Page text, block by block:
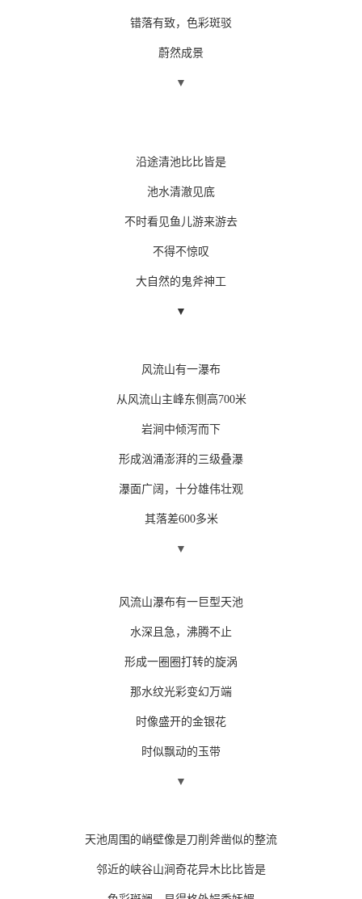
错落有致，色彩斑驳
蔚然成景
▼
沿途清池比比皆是
池水清澈见底
不时看见鱼儿游来游去
不得不惊叹
大自然的鬼斧神工
▼
风流山有一瀑布
从风流山主峰东侧高700米
岩涧中倾泻而下
形成汹涌澎湃的三级叠瀑
瀑面广阔，十分雄伟壮观
其落差600多米
▼
风流山瀑布有一巨型天池
水深且急，沸腾不止
形成一圈圈打转的旋涡
那水纹光彩变幻万端
时像盛开的金银花
时似飘动的玉带
▼
天池周围的峭壁像是刀削斧凿似的整流
邻近的峡谷山涧奇花异木比比皆是